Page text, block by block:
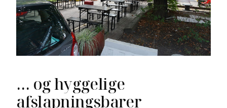
… og hyggelige
afslapningsbarer